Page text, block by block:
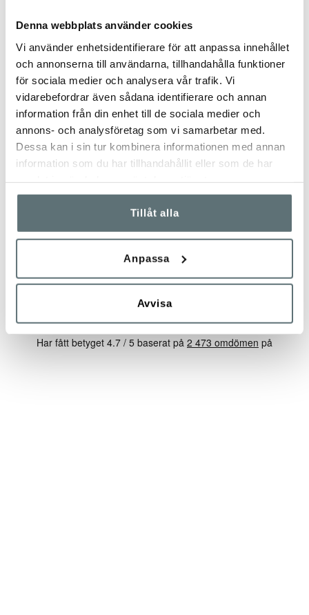
Denna webbplats använder cookies
Vi använder enhetsidentifierare för att anpassa innehållet
och annonserna till användarna, tillhandahålla funktioner
för sociala medier och analysera vår trafik. Vi
vidarebefordrar även sådana identifierare och annan
information från din enhet till de sociala medier och
annons- och analysföretag som vi samarbetar med.
Dessa kan i sin tur kombinera informationen med annan
information som du har tillhandahållit eller som de har
Tillåt alla
Anpassa
Avvisa
PLÖS OCH SKAFT
Meindls plös- & skaft-system ger
SULKONSTRUKTION
Meindl-skors sulkonstruktion
användningsområde. Innersulan
är urtagbar & stötdämpande.